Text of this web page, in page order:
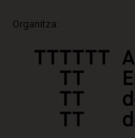
Organitza: